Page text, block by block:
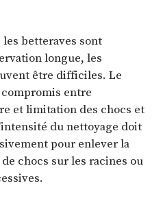
betteraves sont
longue, les
être difficiles. Le
entre
et limitation des chocs et
du nettoyage doit
pour enlever la
chocs sur les racines ou